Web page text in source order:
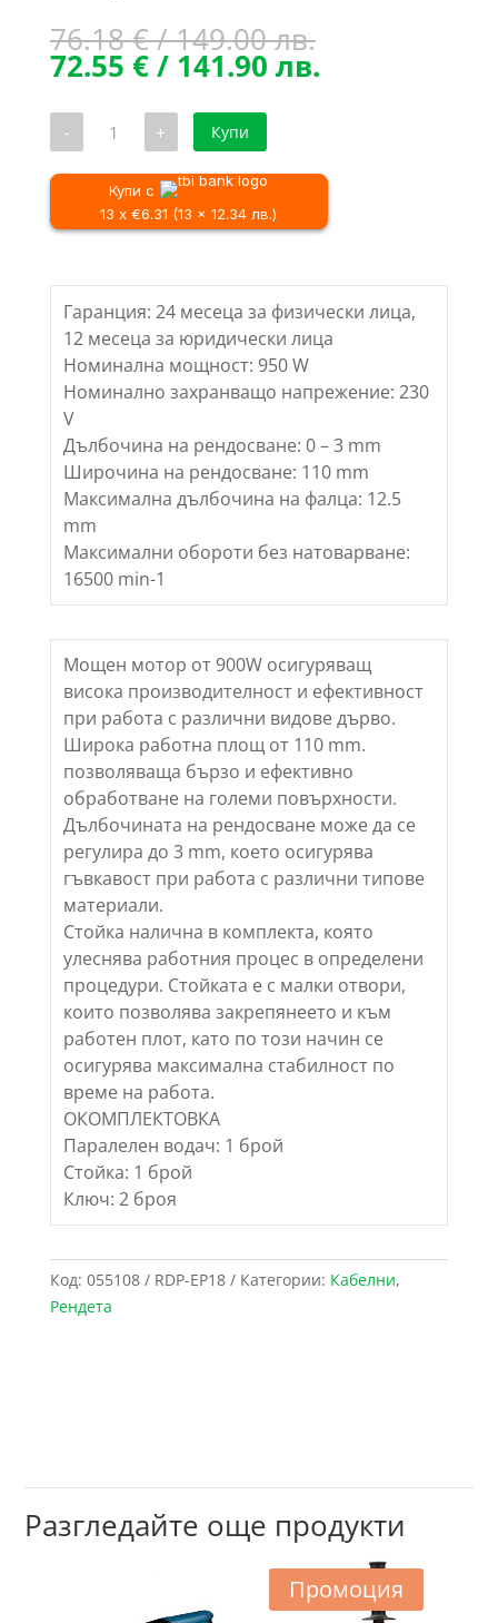
76.18€/ 149.00 лв.Original
price
149.00 лв..
72.55 €/ 141.90 лв.Текущата
/
- количество
RAIDER
RDP-
EP18
+ Купи
Купи с
13 x €6.31 (13 x 12.34 лв.)
Гаранция: 24 месеца за физически лица,
12 месеца за юридически лица
Номинална мощност: 950 W
Номинално захранващо напрежение: 230
V
Дълбочина на рендосване: 0 – 3 mm
Широчина на рендосване: 110 mm
Максимална дълбочина на фалца: 12.5
mm
Максимални обороти без натоварване:
16500 min-1
Мощен мотор от 900W осигуряващ
висока производителност и ефективност
при работа с различни видове дърво.
Широка работна площ от 110 mm.
позволяваща бързо и ефективно
обработване на големи повърхности.
Дълбочината на рендосване може да се
регулира до 3 mm, което осигурява
гъвкавост при работа с различни типове
материали.
Стойка налична в комплекта, която
улеснява работния процес в определени
процедури. Стойката е с малки отвори,
които позволява закрепянеето и към
работен плот, като по този начин се
осигурява максимална стабилност по
време на работа.
ОКОМПЛЕКТОВКА
Паралелен водач: 1 брой
Стойка: 1 брой
Ключ: 2 броя
Код: 055108 / RDP-EP18 Категории: Кабелни,
Рендета
Разгледайте още продукти
Промоция